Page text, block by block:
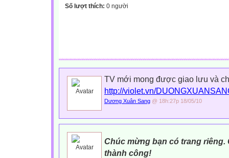
Số lượt thích: 0 người
TV mới mong được giao lưu và
http://violet.vn/
Dương Xuân Sang @ 18h:27p 18/05/10
Chúc mừng bạn có trang riêng.
thành công!